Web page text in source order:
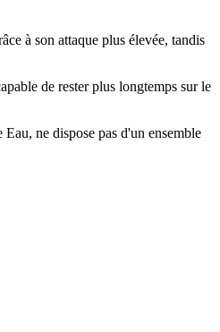
à son attaque plus élevée, tandis
de rester plus longtemps sur le
ne dispose pas d'un ensemble